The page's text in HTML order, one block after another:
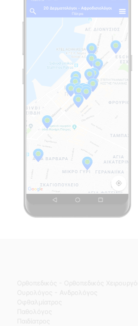
Ορθοπεδικός - Ορθοπεδικός
Ουρολόγος - Ανδρολόγος
Οφθαλμίατρος
Παθολόγος
Παιδίατρος